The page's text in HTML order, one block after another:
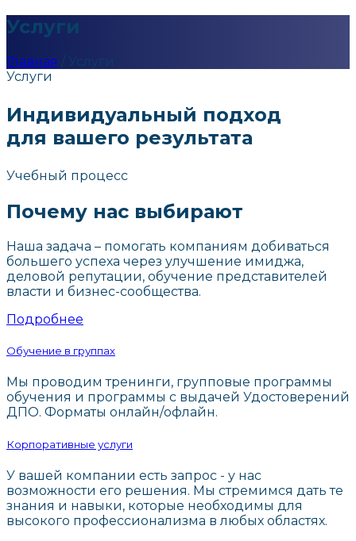
Услуги
Главная / Услуги
Услуги
Индивидуальный подход
для вашего результата
Учебный процесс
Почему нас выбирают
Наша задача – помогать компаниям добиваться
большего успеха через улучшение имиджа,
деловой репутации, обучение представителей
власти и бизнес-сообщества.
Подробнее
Обучение в группах
Мы проводим тренинги, групповые программы
обучения и программы с выдачей Удостоверений
ДПО. Форматы онлайн/офлайн.
Корпоративные услуги
У вашей компании есть запрос - у нас
возможности его решения. Мы стремимся дать те
знания и навыки, которые необходимы для
высокого профессионализма в любых областях.